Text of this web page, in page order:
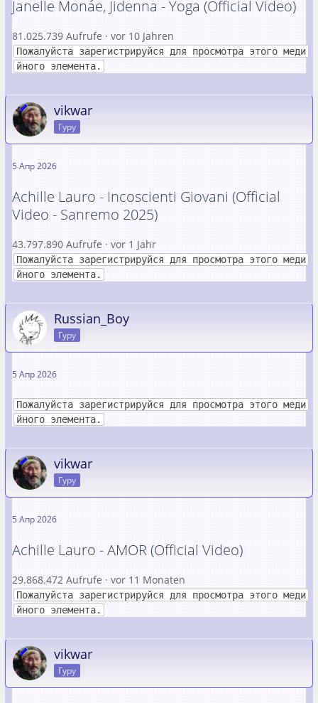
Janelle Monáe, Jidenna - Yoga (Official Video)
81.025.739 Aufrufe · vor 10 Jahren
Пожалуйста зарегистрируйся для просмотра этого меди
йного элемента.
vikwar
Гуру
5 Апр 2026
Achille Lauro - Incoscienti Giovani (Official
Video - Sanremo 2025)
43.797.890 Aufrufe · vor 1 Jahr
Пожалуйста зарегистрируйся для просмотра этого меди
йного элемента.
Russian_Boy
Гуру
5 Апр 2026
Пожалуйста зарегистрируйся для просмотра этого меди
йного элемента.
vikwar
Гуру
5 Апр 2026
Achille Lauro - AMOR (Official Video)
29.868.472 Aufrufe · vor 11 Monaten
Пожалуйста зарегистрируйся для просмотра этого меди
йного элемента.
vikwar
Гуру